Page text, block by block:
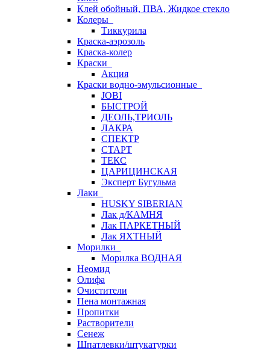
Клей обойный, ПВА, Жидкое стекло
Колеры
Тиккурила
Краска-аэрозоль
Краска-колер
Краски
Акция
Краски водно-эмульсионные
JOBI
БЫСТРОЙ
ДЕОЛЬ,ТРИОЛЬ
ЛАКРА
СПЕКТР
СТАРТ
ТЕКС
ЦАРИЦИНСКАЯ
Эксперт Бугульма
Лаки
HUSKY SIBERIAN
Лак д/КАМНЯ
Лак ПАРКЕТНЫЙ
Лак ЯХТНЫЙ
Морилки
Морилка ВОДНАЯ
Неомид
Олифа
Очистители
Пена монтажная
Пропитки
Растворители
Сенеж
Шпатлевки/штукатурки